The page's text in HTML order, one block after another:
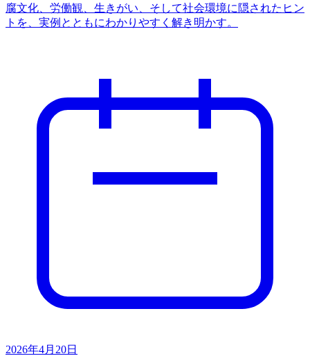
腐文化、労働観、生きがい、そして社会環境に隠されたヒン
トを、実例とともにわかりやすく解き明かす。
2026年4月20日